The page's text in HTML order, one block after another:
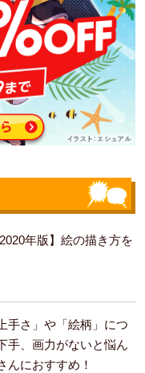
年版】絵の描き方を
手さ」や「絵柄」につ
手、画力がないと悩ん
んにおすすめ！